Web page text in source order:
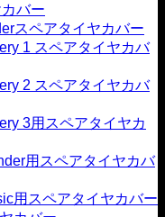
バー
スペアタイヤカバー
1 スペアタイヤカバ
2 スペアタイヤカバ
3用スペアタイヤカ
用スペアタイヤカバ
用スペアタイヤカバー